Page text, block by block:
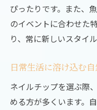
季節ごとの
ネイルチップ
忙しいあなたに
単ネイルチップ
手軽に楽しめ
ぴったりです。また、
のイベントに合わせた
り、常に新しいスタイ
日常生活に溶け込む
ネイルチップを選ぶ際
める方が多くいます。